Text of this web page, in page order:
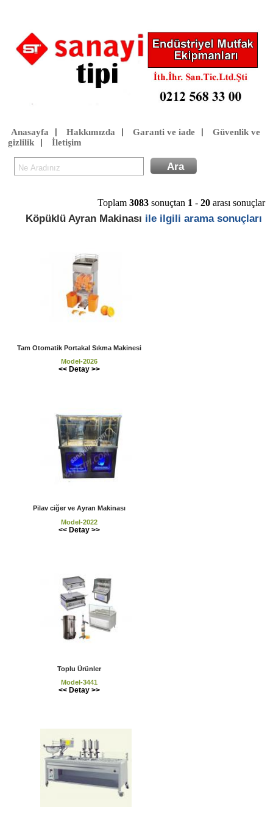
Anasayfa Hakkımızda Garanti ve iade
Güvenlik ve
gizlilik| İletişim
Toplam 3083 sonuçtan 1 - 20 arası sonuçlar
Köpüklü Ayran Makinası ile ilgili arama sonuçları
Tam Otomatik Portakal Sıkma Makinesi
Model-2026
<< Detay >>
Pilav ciğer ve Ayran Makinası
Model-2022
<< Detay >>
Toplu Ürünler
Model-3441
<< Detay >>